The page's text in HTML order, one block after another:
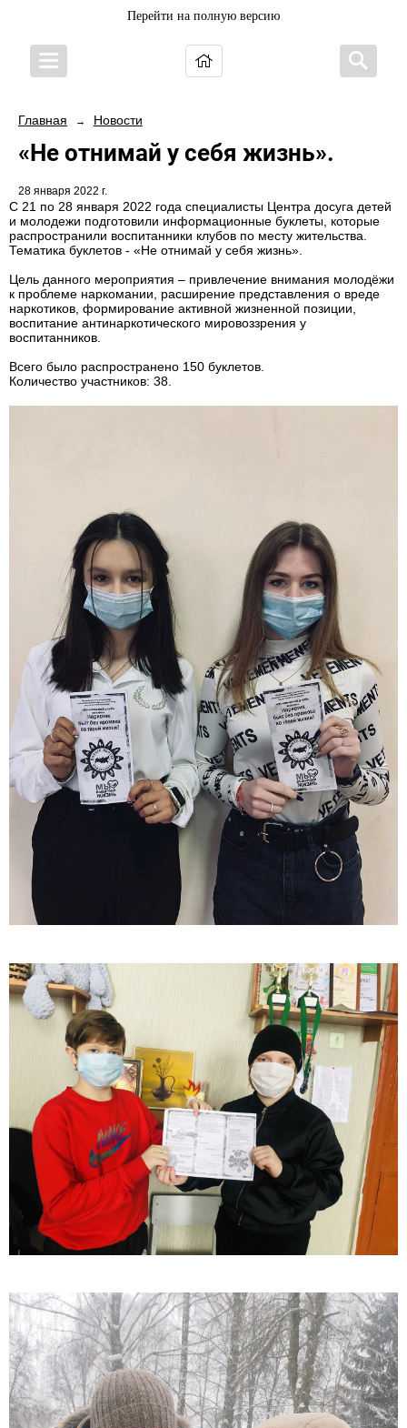
Перейти на полную версию
Главная → Новости
«Не отнимай у себя жизнь».
28 января 2022 г.
С 21 по 28 января 2022 года специалисты Центра досуга детей
и молодежи подготовили информационные буклеты, которые
распространили воспитанники клубов по месту жительства.
Тематика буклетов - «Не отнимай у себя жизнь».
Цель данного мероприятия – привлечение внимания молодёжи
к проблеме наркомании, расширение представления о вреде
наркотиков, формирование активной жизненной позиции,
воспитание антинаркотического мировоззрения у
воспитанников.
Всего было распространено 150 буклетов.
Количество участников: 38.